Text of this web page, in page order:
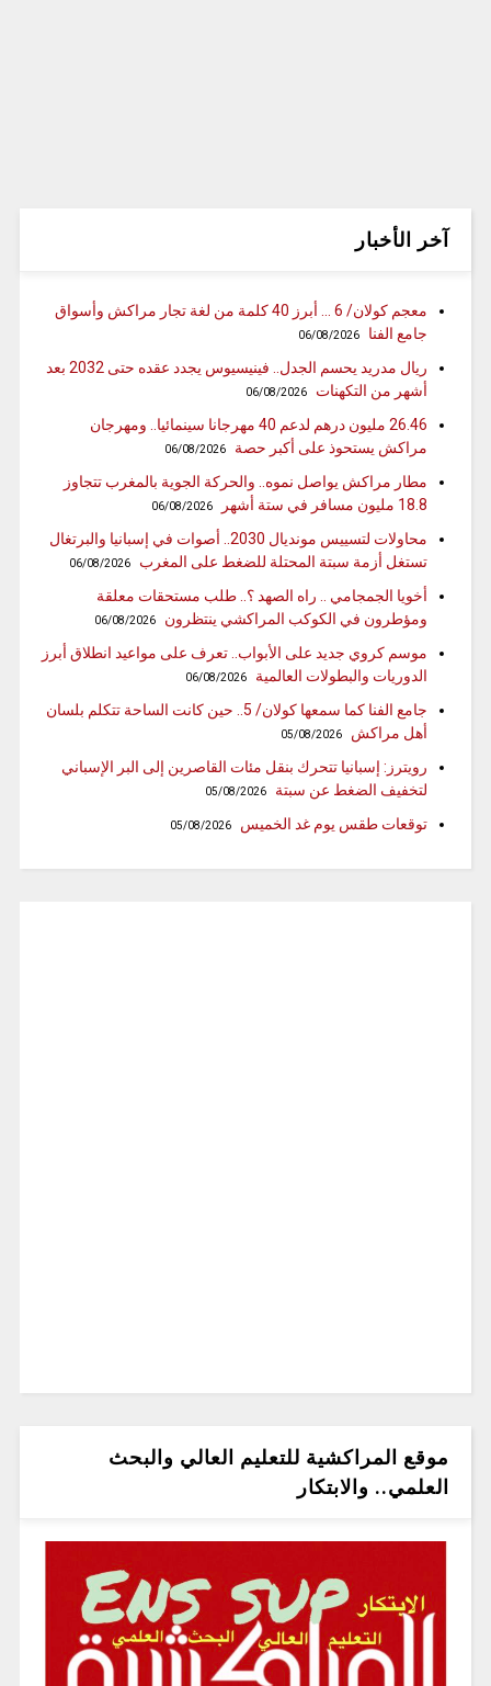
آخر الأخبار
معجم كولان/ 6 … أبرز 40 كلمة من لغة تجار مراكش وأسواق
جامع الفنا
06/08/2026
ريال مدريد يحسم الجدل.. فينيسيوس يجدد عقده حتى 2032 بعد
أشهر من التكهنات
06/08/2026
26.46 مليون درهم لدعم 40 مهرجانا سينمائيا.. ومهرجان
مراكش يستحوذ على أكبر حصة
06/08/2026
مطار مراكش يواصل نموه.. والحركة الجوية بالمغرب تتجاوز
18.8 مليون مسافر في ستة أشهر
06/08/2026
محاولات لتسييس مونديال 2030.. أصوات في إسبانيا والبرتغال
تستغل أزمة سبتة المحتلة للضغط على المغرب
06/08/2026
أخويا الجمجامي .. راه الصهد ؟.. طلب مستحقات معلقة
ومؤطرون في الكوكب المراكشي ينتظرون
06/08/2026
موسم كروي جديد على الأبواب.. تعرف على مواعيد انطلاق أبرز
الدوريات والبطولات العالمية
06/08/2026
جامع الفنا كما سمعها كولان/ 5.. حين كانت الساحة تتكلم بلسان
أهل مراكش
05/08/2026
رويترز: إسبانيا تتحرك بنقل مئات القاصرين إلى البر الإسباني
لتخفيف الضغط عن سبتة
05/08/2026
توقعات طقس يوم غد الخميس 05/08/2026
موقع المراكشية للتعليم العالي والبحث
العلمي.. والابتكار